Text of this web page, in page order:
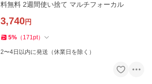
料無料 2週間使い捨て マルチフォーカル
3,740円
5% （ 171pt）
2〜4日以内に発送（休業日を除く）